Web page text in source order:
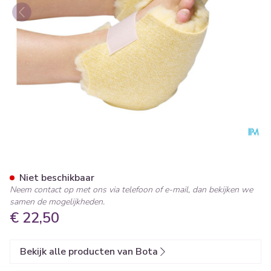
€ 22,50
Niet beschikbaar
Neem contact op met ons via telefoon of e-mail, dan bekijken we
samen de mogelijkheden.
Bekijk alle producten van Bota